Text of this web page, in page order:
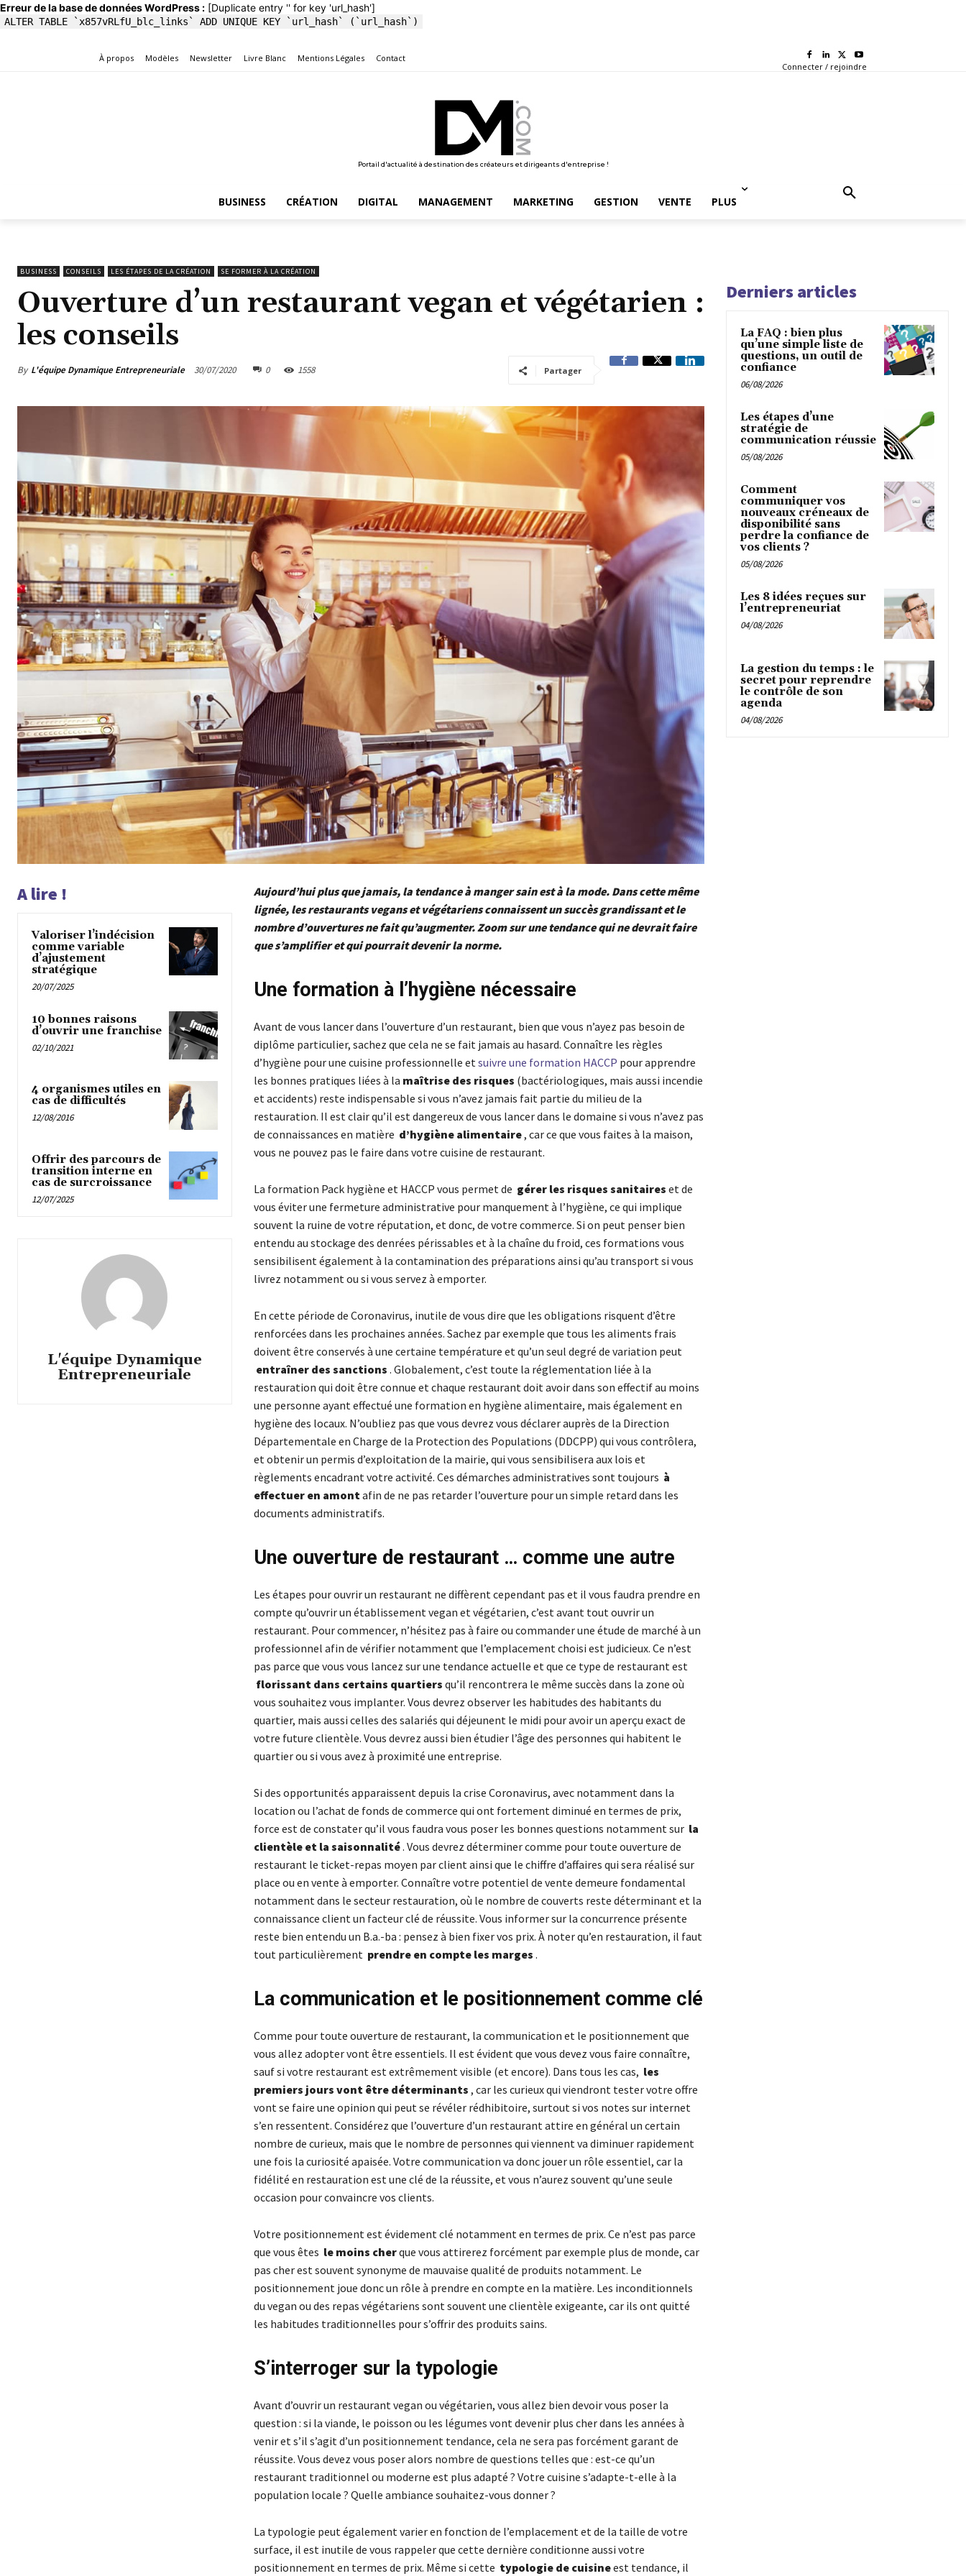
Erreur de la base de données WordPress : [Duplicate entry '' for key 'url_hash']
ALTER TABLE `x857vRLfU_blc_links` ADD UNIQUE KEY `url_hash` (`url_hash`)
À propos Modèles Newsletter Livre Blanc Mentions Légales Contact
Connecter / rejoindre
Portail d'actualité à destination des créateurs et dirigeants d'entreprise !
BUSINESS CRÉATION DIGITAL MANAGEMENT MARKETING GESTION VENTE PLUS
BUSINESS CONSEILS LES ÉTAPES DE LA CRÉATION SE FORMER À LA CRÉATION
Ouverture d’un restaurant vegan et végétarien :
les conseils
By L'équipe Dynamique Entrepreneuriale 30/07/2020 0 1558 Partager
A lire !
Valoriser l’indécision
comme variable
d’ajustement
stratégique
20/07/2025
10 bonnes raisons
d’ouvrir une franchise
02/10/2021
4 organismes utiles en
cas de difficultés
12/08/2016
Offrir des parcours de
transition interne en
cas de surcroissance
12/07/2025
L'équipe Dynamique
Entrepreneuriale
Aujourd’hui plus que jamais, la tendance à manger sain est à la mode. Dans cette même
lignée, les restaurants vegans et végétariens connaissent un succès grandissant et le
nombre d’ouvertures ne fait qu’augmenter. Zoom sur une tendance qui ne devrait faire
que s’amplifier et qui pourrait devenir la norme.
Une formation à l’hygiène nécessaire
Avant de vous lancer dans l’ouverture d’un restaurant, bien que vous n’ayez pas besoin de
diplôme particulier, sachez que cela ne se fait jamais au hasard. Connaître les règles
d’hygiène pour une cuisine professionnelle etsuivre une formation HACCP pour apprendre
les bonnes pratiques liées à la maîtrise des risques (bactériologiques, mais aussi incendie
et accidents) reste indispensable si vous n’avez jamais fait partie du milieu de la
restauration. Il est clair qu’il est dangereux de vous lancer dans le domaine si vous n’avez pas
de connaissances en matière d’hygiène alimentaire, car ce que vous faites à la maison,
vous ne pouvez pas le faire dans votre cuisine de restaurant.
La formation Pack hygiène et HACCP vous permet de gérer les risques sanitaires et de
vous éviter une fermeture administrative pour manquement à l’hygiène, ce qui implique
souvent la ruine de votre réputation, et donc, de votre commerce. Si on peut penser bien
entendu au stockage des denrées périssables et à la chaîne du froid, ces formations vous
sensibilisent également à la contamination des préparations ainsi qu’au transport si vous
livrez notamment ou si vous servez à emporter.
En cette période de Coronavirus, inutile de vous dire que les obligations risquent d’être
renforcées dans les prochaines années. Sachez par exemple que tous les aliments frais
doivent être conservés à une certaine température et qu’un seul degré de variation peut
entraîner des sanctions . Globalement, c’est toute la réglementation liée à la
restauration qui doit être connue et chaque restaurant doit avoir dans son effectif au moins
une personne ayant effectué une formation en hygiène alimentaire, mais également en
hygiène des locaux. N’oubliez pas que vous devrez vous déclarer auprès de la Direction
Départementale en Charge de la Protection des Populations (DDCPP) qui vous contrôlera,
et obtenir un permis d’exploitation de la mairie, qui vous sensibilisera aux lois et
règlements encadrant votre activité. Ces démarches administratives sont toujours à
effectuer en amontafin de ne pas retarder l’ouverture pour un simple retard dans les
documents administratifs.
Une ouverture de restaurant … comme une autre
Les étapes pour ouvrir un restaurant ne diffèrent cependant pas et il vous faudra prendre en
compte qu’ouvrir un établissement vegan et végétarien, c’est avant tout ouvrir un
restaurant. Pour commencer, n’hésitez pas à faire ou commander une étude de marché à un
professionnel afin de vérifier notamment que l’emplacement choisi est judicieux. Ce n’est
pas parce que vous vous lancez sur une tendance actuelle et que ce type de restaurant est
florissant dans certains quartiers qu’il rencontrera le même succès dans la zone où
vous souhaitez vous implanter. Vous devrez observer les habitudes des habitants du
quartier, mais aussi celles des salariés qui déjeunent le midi pour avoir un aperçu exact de
votre future clientèle. Vous devrez aussi bien étudier l’âge des personnes qui habitent le
quartier ou si vous avez à proximité une entreprise.
Si des opportunités apparaissent depuis la crise Coronavirus, avec notamment dans la
location ou l’achat de fonds de commerce qui ont fortement diminué en termes de prix,
force est de constater qu’il vous faudra vous poser les bonnes questions notamment sur la
clientèle et la saisonnalité. Vous devrez déterminer comme pour toute ouverture de
restaurant le ticket-repas moyen par client ainsi que le chiffre d’affaires qui sera réalisé sur
place ou en vente à emporter. Connaître votre potentiel de vente demeure fondamental
notamment dans le secteur restauration, où le nombre de couverts reste déterminant et la
connaissance client un facteur clé de réussite. Vous informer sur la concurrence présente
reste bien entendu un B.a.-ba : pensez à bien fixer vos prix. À noter qu’en restauration, il faut
tout particulièrement prendre en compte les marges .
La communication et le positionnement comme clé
Comme pour toute ouverture de restaurant, la communication et le positionnement que
vous allez adopter vont être essentiels. Il est évident que vous devez vous faire connaître,
sauf si votre restaurant est extrêmement visible (et encore). Dans tous les cas, les
premiers jours vont être déterminants , car les curieux qui viendront tester votre offre
vont se faire une opinion qui peut se révéler rédhibitoire, surtout si vos notes sur internet
s’en ressentent. Considérez que l’ouverture d’un restaurant attire en général un certain
nombre de curieux, mais que le nombre de personnes qui viennent va diminuer rapidement
une fois la curiosité apaisée. Votre communication va donc jouer un rôle essentiel, car la
fidélité en restauration est une clé de la réussite, et vous n’aurez souvent qu’une seule
occasion pour convaincre vos clients.
Votre positionnement est évidement clé notamment en termes de prix. Ce n’est pas parce
que vous êtes le moins cherque vous attirerez forcément par exemple plus de monde, car
pas cher est souvent synonyme de mauvaise qualité de produits notamment. Le
positionnement joue donc un rôle à prendre en compte en la matière. Les inconditionnels
du vegan ou des repas végétariens sont souvent une clientèle exigeante, car ils ont quitté
les habitudes traditionnelles pour s’offrir des produits sains.
S’interroger sur la typologie
Avant d’ouvrir un restaurant vegan ou végétarien, vous allez bien devoir vous poser la
question : si la viande, le poisson ou les légumes vont devenir plus cher dans les années à
venir et s’il s’agit d’un positionnement tendance, cela ne sera pas forcément garant de
réussite. Vous devez vous poser alors nombre de questions telles que : est-ce qu’un
restaurant traditionnel ou moderne est plus adapté ? Votre cuisine s’adapte-t-elle à la
population locale ? Quelle ambiance souhaitez-vous donner ?
La typologie peut également varier en fonction de l’emplacement et de la taille de votre
surface, il est inutile de vous rappeler que cette dernière conditionne aussi votre
positionnement en termes de prix. Même si cette typologie de cuisineest tendance, il
Derniers articles
La FAQ : bien plus
qu’une simple liste de
questions, un outil de
confiance
06/08/2026
Les étapes d’une
stratégie de
communication réussie
05/08/2026
Comment
communiquer vos
nouveaux créneaux de
disponibilité sans
perdre la confiance de
vos clients ?
05/08/2026
Les 8 idées reçues sur
l’entrepreneuriat
04/08/2026
La gestion du temps : le
secret pour reprendre
le contrôle de son
agenda
04/08/2026